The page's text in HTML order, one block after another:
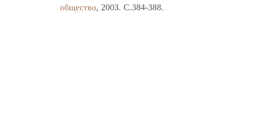
общество, 2003. C.384-388.